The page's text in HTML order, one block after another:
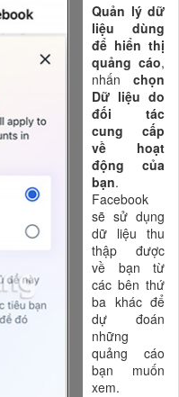
Quản lý dữ
liệu dùng
để hiển thị
quảng cáo,
nhấn chọn
Dữ liệu do
đối tác
cung cấp
về hoạt
động của
bạn.
Facebook
sẽ sử dụng
dữ liệu thu
thập được
về bạn từ
các bên thứ
ba khác để
dự đoán
những
quảng cáo
bạn muốn
xem.